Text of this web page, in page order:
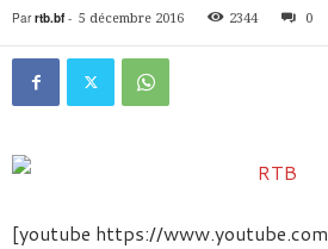
Par rtb.bf- 5 décembre 2016 2344 0
[youtube https://